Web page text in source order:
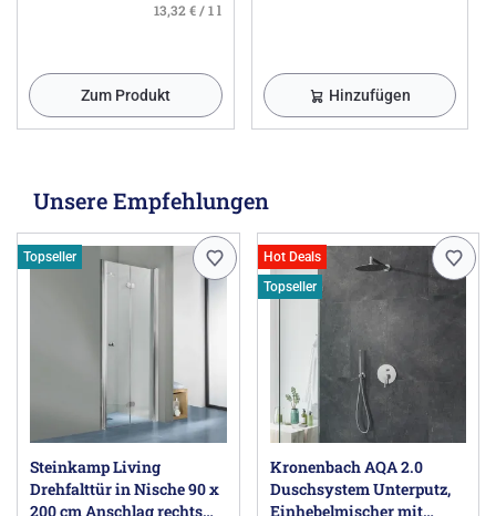
13,32 € / 1 l
Zum Produkt Hinzufügen
Unsere Empfehlungen
Topseller
Steinkamp Living
Drehfalttür in Nische 90 x
200 cm Anschlag rechts
Hot Deals
Topseller
Kronenbach AQA 2.0
Duschsystem Unterputz,
Einhebelmischer mit